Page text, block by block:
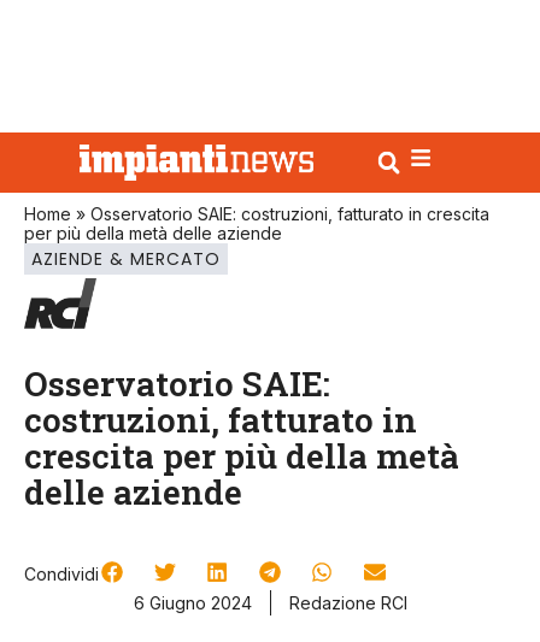
Home » Osservatorio SAIE: costruzioni, fatturato in crescita
per più della metà delle aziende
AZIENDE & MERCATO
Osservatorio SAIE:
costruzioni, fatturato in
crescita per più della metà
delle aziende
Condividi
6 Giugno 2024
Redazione RCI